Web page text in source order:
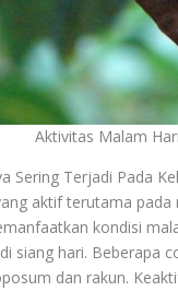
Aktivitas Malam
Sering Terjadi Pada
aktif terutama
kondisi
siang hari. Beberapa
dan rakun.